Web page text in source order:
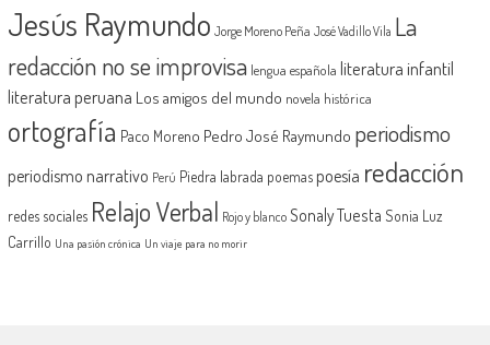
Jesús Raymundo Jorge Moreno Peña José Vadillo Vila La
redacción no se improvisa lengua española literatura infantil
literatura peruana Los amigos del mundo novela histórica
ortografía Paco Moreno Pedro José Raymundo periodismo
periodismo narrativo Perú Piedra labrada poemas poesía redacción
redes sociales Relajo Verbal Rojo y blanco Sonaly Tuesta Sonia Luz
Carrillo Una pasión crónica Un viaje para no morir